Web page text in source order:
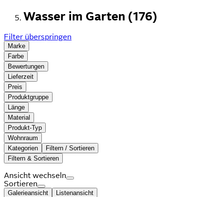
Wasser im Garten (176)
Filter überspringen
Marke
Farbe
Bewertungen
Lieferzeit
Preis
Produktgruppe
Länge
Material
Produkt-Typ
Wohnraum
Kategorien
Filtern / Sortieren
Filtern & Sortieren
Ansicht wechseln
Sortieren
Galerieansicht Listenansicht